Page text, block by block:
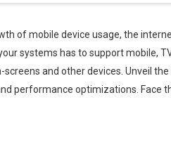
of mobile device usage, the
systems has to support mobile,
and other devices. Unveil
performance optimizations. Face